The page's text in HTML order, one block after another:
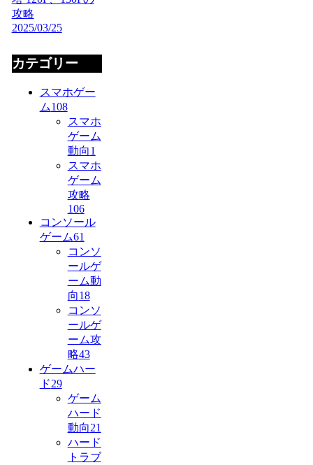
攻略
2025/03/25
カテゴリー
スマホゲー
ム108
スマホ
ゲーム
動向1
スマホ
ゲーム
攻略
106
コンソール
ゲーム61
コンソ
ールゲ
ーム動
向18
コンソ
ールゲ
ーム攻
略43
ゲームハー
ド29
ゲーム
ハード
動向21
ハード
トラブ